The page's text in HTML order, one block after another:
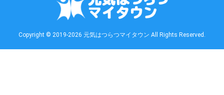
Copyright © 2019-2026 元気はつらつマイタウン All Rights Reserved.